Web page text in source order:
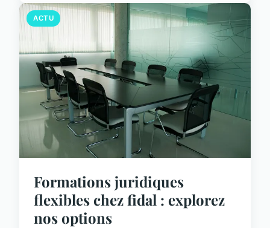
ACTU
Formations juridiques
flexibles chez fidal : explorez
nos options